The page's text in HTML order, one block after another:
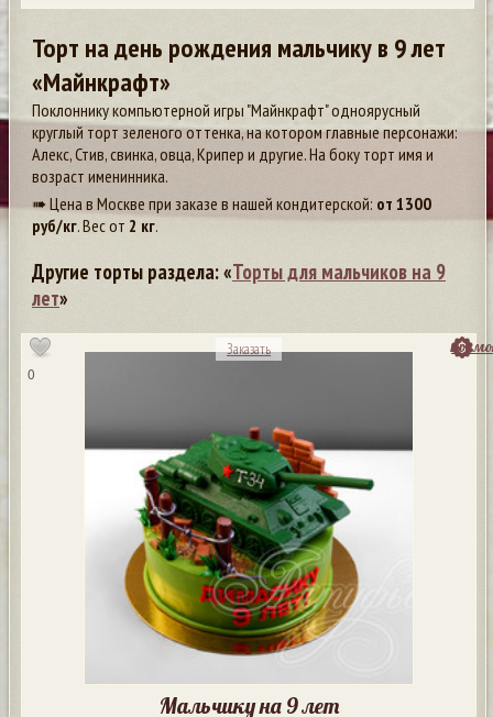
Торт на день рождения мальчику в 9 лет
«Майнкрафт»
Поклоннику компьютерной игры "Майнкрафт" одноярусный
круглый торт зеленого оттенка, на котором главные персонажи:
Алекс, Стив, свинка, овца, Крипер и другие. На боку торт имя и
возраст именинника.
➠ Цена в Москве при заказе в нашей кондитерской: от 1300
руб/кг. Вес от 2 кг.
Другие торты раздела: «Торты для мальчиков на 9
лет»
0
Заказать
Мальчику на 9 лет